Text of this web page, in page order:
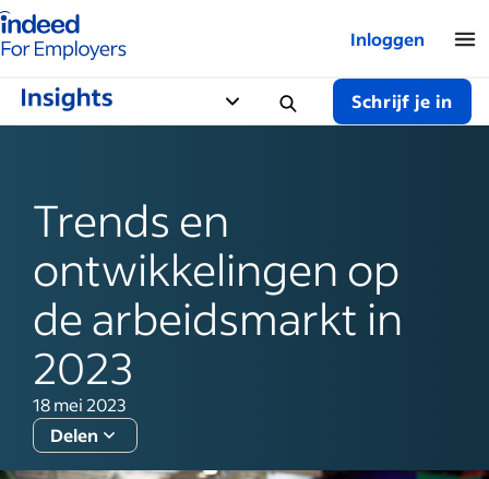
van Indeed - Voor werkgevers
Inloggen
Schrijf je in
Trends en
ontwikkelingen op
de arbeidsmarkt in
2023
18 mei 2023
Delen